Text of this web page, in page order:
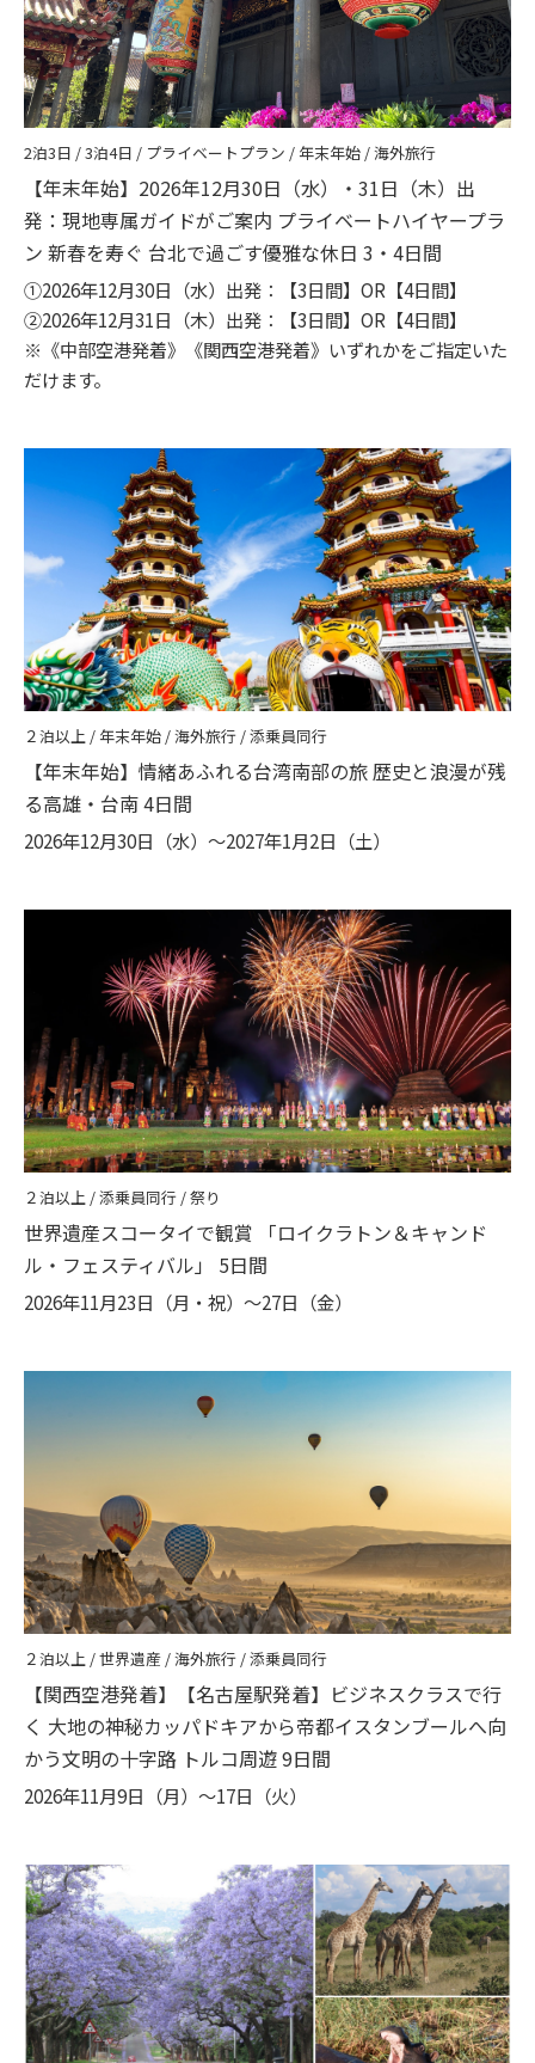
2泊3日 / 3泊4日 / プライベートプラン / 年末年始 / 海外旅行
【年末年始】2026年12月30日（水）・31日（木）出
発：現地専属ガイドがご案内 プライベートハイヤープラ
ン 新春を寿ぐ 台北で過ごす優雅な休日 3・4⽇間
①2026年12月30日（水）出発：【3日間】OR【4日間】
②2026年12月31日（木）出発：【3日間】OR【4日間】
※《中部空港発着》《関西空港発着》いずれかをご指定いた
だけます。
２泊以上 / 年末年始 / 海外旅行 / 添乗員同行
【年末年始】情緒あふれる台湾南部の旅 歴史と浪漫が残
る高雄・台南 4日間
2026年12月30日（水）〜2027年1月2日（土）
２泊以上 / 添乗員同行 / 祭り
世界遺産スコータイで観賞 「ロイクラトン＆キャンド
ル・フェスティバル」 5日間
2026年11月23日（月・祝）〜27日（金）
２泊以上 / 世界遺産 / 海外旅行 / 添乗員同行
【関西空港発着】【名古屋駅発着】ビジネスクラスで行
く ⼤地の神秘カッパドキアから帝都イスタンブールへ向
かう⽂明の⼗字路 トルコ周遊 9⽇間
2026年11月9日（月）〜17日（火）